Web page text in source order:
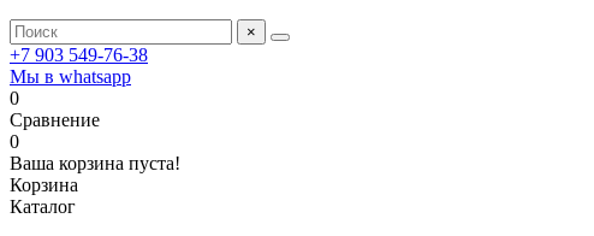
×
+7 903 549-76-38
Мы в whatsapp
0
Сравнение
0
Ваша корзина пуста!
Корзина
Каталог